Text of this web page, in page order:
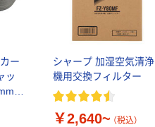
ー
ッ
シャープ 加湿空気清浄
機用交換フィルター
￥2,640~ （税込）